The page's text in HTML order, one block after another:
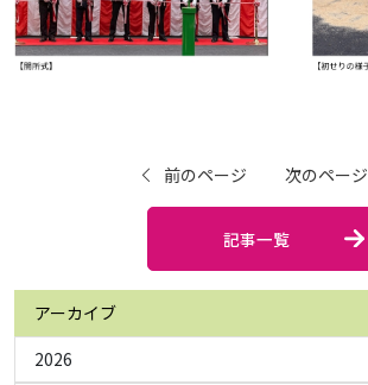
前のページ
記事一覧
次のページ
アーカイブ
2026